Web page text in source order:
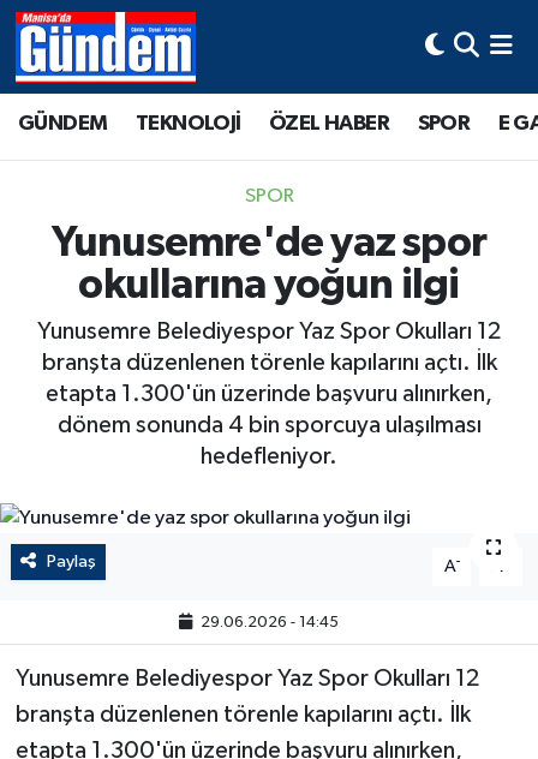
GÜNDEM TEKNOLOJİ ÖZEL HABER SPOR E
SPOR
Yunusemre'de yaz spor
okullarına yoğun ilgi
Yunusemre Belediyespor Yaz Spor Okulları 12
branşta düzenlenen törenle kapılarını açtı. İlk
etapta 1.300'ün üzerinde başvuru alınırken,
dönem sonunda 4 bin sporcuya ulaşılması
hedefleniyor.
Paylaş A- A
29.06.2026 - 14:45
Yunusemre Belediyespor Yaz Spor Okulları 12
branşta düzenlenen törenle kapılarını açtı. İlk
etapta 1.300'ün üzerinde başvuru alınırken,
Manisa Hava Durumu
Tüm Manşetler
Son Dakika Haberleri
Haber Arşivi